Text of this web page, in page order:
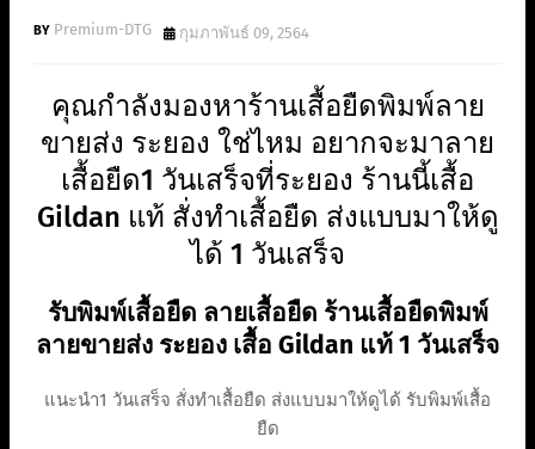
Premium-DTG กุมภาพันธ์ 09, 2564
คุณกำลังมองหาร้านเสื้อยืดพิมพ์ลาย
ขายส่ง ระยอง ใช่ไหม อยากจะมาลาย
เสื้อยืด1 วันเสร็จที่ระยอง ร้านนี้เสื้อ
Gildan แท้ สั่งทำเสื้อยืด ส่งแบบมาให้ดู
ได้ 1 วันเสร็จ
รับพิมพ์เสื้อยืด ลายเสื้อยืด ร้านเสื้อยืดพิมพ์
ลายขายส่ง ระยอง เสื้อ Gildan แท้ 1 วันเสร็จ
แนะนำ1 วันเสร็จ สั่งทำเสื้อยืด ส่งแบบมาให้ดูได้ รับพิมพ์เสื้อ
ยืด